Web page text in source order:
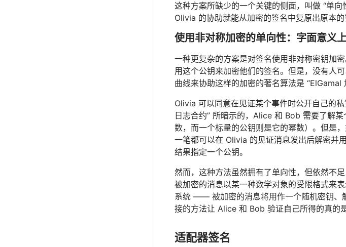
这种方案所缺少的一个关键的侧面，叫做 “单
Olivia 的协助就能从加密的签名中复原出原本的
使用非对称加密的单向性：字面意义
一种更复杂的方案是对签名使用非对称密钥加
用这个公钥来加密他们的签名。但是，没有人
曲线来协助这样的加密的著名算法是 “ElGamal
Olivia 可以同意在见证某个事件时公开自己的
日志合约” 所暗示的，Alice 和 Bob 需要了解
数，而一个标量的公钥则是它的幂数）。但是
一笔都可以在 Olivia 的见证消息发出后解密并
结果指定一个公钥。
然而，这种方法虽然拥有了单向性，但依然不
被加密的消息以某一种数学对象的受限格式来
系统 —— 被加密的消息将用作一个随机密钥、
接的方法让 Alice 和 Bob 验证自己所得的真的
适配器签名